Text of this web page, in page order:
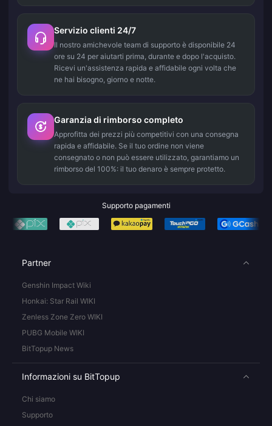
Servizio clienti 24/7
Il nostro amichevole team di supporto è disponibile 24
ore su 24 per aiutarti prima, durante e dopo l'acquisto.
Ricevi un'assistenza rapida e affidabile ogni volta che
ne hai bisogno, giorno e notte.
Garanzia di rimborso completo
Approfitta dei prezzi più competitivi con una consegna
rapida e affidabile. Se il tuo ordine non viene
consegnato o non può essere utilizzato, garantiamo un
rimborso del 100%: il tuo denaro è sempre protetto.
Supporto pagamenti
Partner
Genshin Impact Wiki
Honkai: Star Rail WIKI
Zenless Zone Zero WIKI
PUBG Mobile WIKI
BitTopup News
Informazioni su BitTopup
Chi siamo
Supporto